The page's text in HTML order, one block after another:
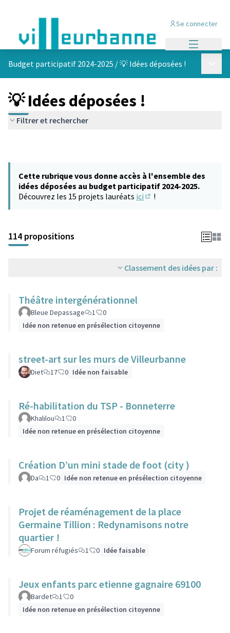
Se connecter
Budget participatif 2024-2025 /💡 Idées déposées !
💡 Idées déposées !
Filtrer et rechercher
Cette rubrique vous donne accès à l'ensemble des
idées déposées au budget participatif 2024-2025.
Découvrez les 15 projets lauréats ici !
114 propositions
Classement des idées par :
Théâtre intergénérationnel
Bleue Depassage 1
0
Idée non retenue en présélection citoyenne
street-art sur les murs de Villeurbanne
Diet 17 0 Idée non faisable
Ré-habilitation du TSP - Bonneterre
Khalilou 1
0
Idée non retenue en présélection citoyenne
Création D’un mini stade de foot (city )
Da 1 0 Idée non retenue en présélection citoyenne
Projet de réaménagement de la place
Germaine Tillion : Redynamisons notre
quartier !
Forum réfugiés 1 0 Idée faisable
Jeux enfants parc etienne gagnaire 69100
Bardet 1
0
Idée non retenue en présélection citoyenne